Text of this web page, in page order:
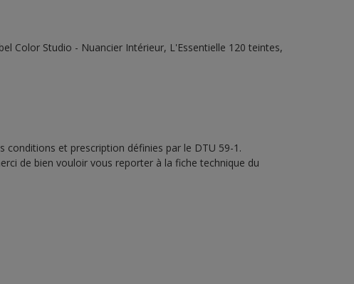
Color Studio - Nuancier Intérieur, L'Essentielle 120 teintes,
et prescription définies par le DTU 59-1.
de bien vouloir vous reporter à la fiche technique du